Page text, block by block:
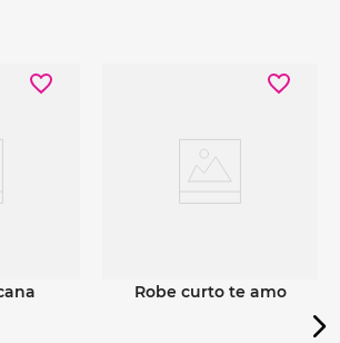
robe curto te amo